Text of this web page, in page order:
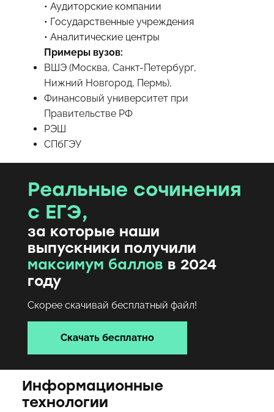
• Аудиторские компании
• Государственные учреждения
• Аналитические центры
Примеры вузов:
ВШЭ (Москва, Санкт-Петербург,
Нижний Новгород, Пермь),
Финансовый университет при
Правительстве РФ
РЭШ
СПбГЭУ
Реальные сочинения
с ЕГЭ,
за которые наши
выпускники получили
максимум баллов в 2024
году
Скорее скачивай бесплатный файл!
Скачать бесплатно
Информационные
технологии